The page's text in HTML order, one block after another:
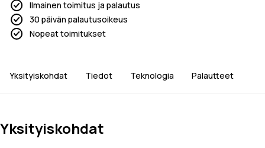
Ilmainen toimitus ja palautus
30 päivän palautusoikeus
Nopeat toimitukset
Yksityiskohdat Tiedot Teknologia Palautteet
Yksityiskohdat